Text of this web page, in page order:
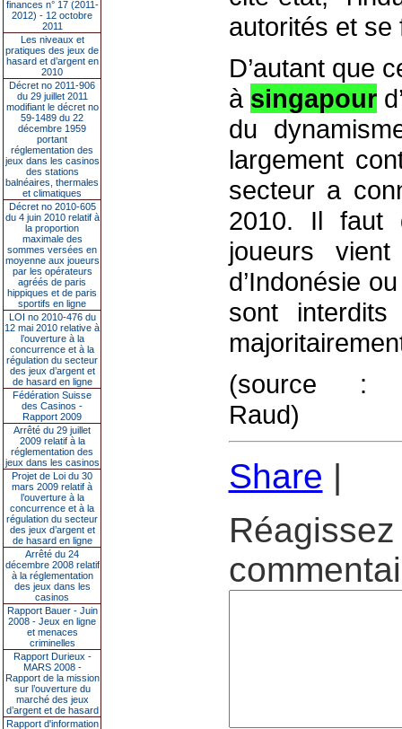
finances n° 17 (2011-
2012) - 12 octobre
2011
Les niveaux et
pratiques des jeux de
hasard et d’argent en
2010
Décret no 2011-906
du 29 juillet 2011
modifiant le décret no
59-1489 du 22
décembre 1959
portant
réglementation des
jeux dans les casinos
des stations
balnéaires, thermales
et climatiques
Décret no 2010-605
du 4 juin 2010 relatif à
la proportion
maximale des
sommes versées en
moyenne aux joueurs
par les opérateurs
agréés de paris
hippiques et de paris
sportifs en ligne
LOI no 2010-476 du
12 mai 2010 relative à
l’ouverture à la
concurrence et à la
régulation du secteur
des jeux d’argent et
de hasard en ligne
Fédération Suisse
des Casinos -
Rapport 2009
Arrêté du 29 juillet
2009 relatif à la
réglementation des
jeux dans les casinos
Projet de Loi du 30
mars 2009 relatif à
l’ouverture à la
concurrence et à la
régulation du secteur
des jeux d’argent et
de hasard en ligne
Arrêté du 24
décembre 2008 relatif
à la réglementation
des jeux dans les
casinos
Rapport Bauer - Juin
2008 - Jeux en ligne
et menaces
criminelles
Rapport Durieux -
MARS 2008 -
Rapport de la mission
sur l’ouverture du
marché des jeux
d’argent et de hasard
Rapport d'information
autorités et se
D’autant que
à singapour
du
largement
secteur a
2010. Il faut
joueurs vient
d’Indonésie
sont
(source :
Raud)
Share |